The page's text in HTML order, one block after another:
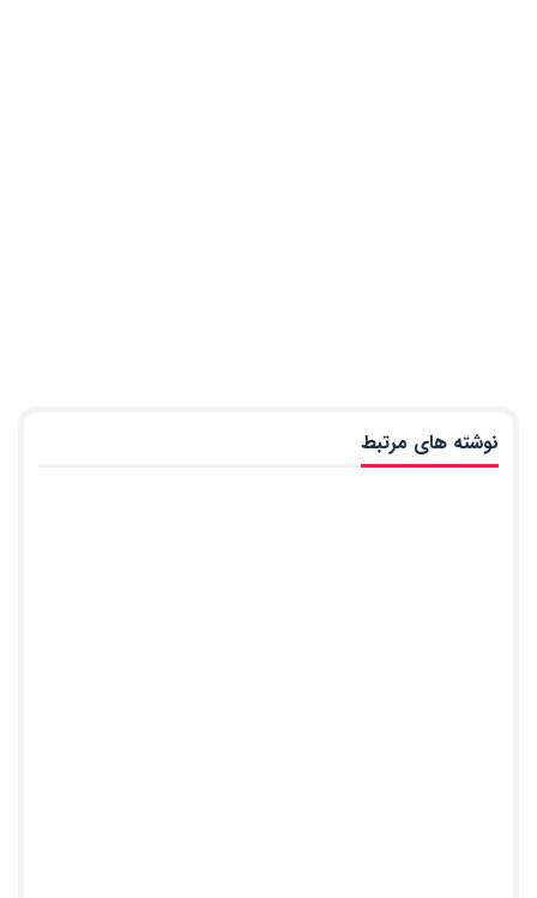
نوشته های مرتبط